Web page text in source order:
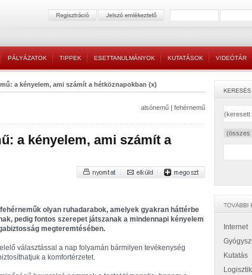
PÁLYÁZATOK TIPPEK ESETTANULMÁNYOK KUTATÁSOK VIDEÓTÁR
a kényelem, ami számít a hétköznapokban (x)
alsónemű | fehérnemű
a kényelem, ami számít a
olyan ruhadarabok, amelyek gyakran háttérbe
pedig fontos szerepet játszanak a mindennapi kényelem
megteremtésében.
választással a nap folyamán bármilyen tevékenység
a komfortérzetet.
Internet|
Kutatás